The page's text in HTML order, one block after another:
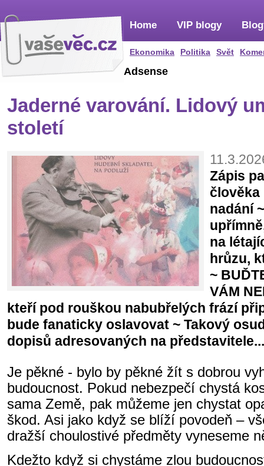
Home
Ekonomika Politika Svět
VIP blogy
Adsense
Jaderné varování. Lidový
století
Zápis
člověka
nadání
na
hrůzu,
~
VÁM
kteří pod rouškou nabubřelých frází
bude fanaticky oslavovat ~ Takový
dopisů adresovaných na představitele...
Je pěkné - bylo by pěkné žít s dobrou
budoucnost. Pokud nebezpečí chystá
sama Země, pak můžeme jen chystat
škod. Asi jako když se blíží povodeň –
dražší choulostivé předměty vyneseme
Kdežto když si chystáme zlou